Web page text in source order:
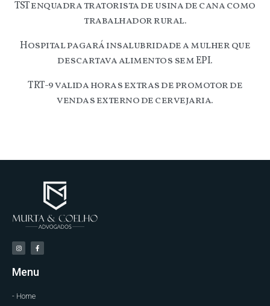
TST enquadra tratorista de usina de cana como
trabalhador rural.
Hospital pagará insalubridade a mulher que
descartava alimentos sem EPI.
TRT-9 valida horas extras de promotor de
vendas externo de cervejaria.
Menu
- Home